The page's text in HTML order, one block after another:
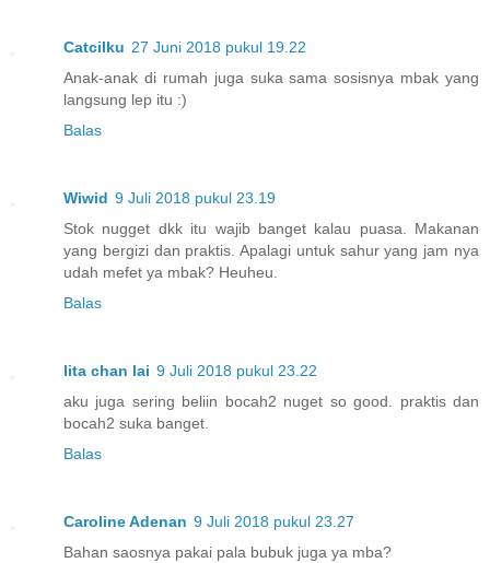
Catcilku 27 Juni 2018 pukul 19.22
Anak-anak di rumah juga suka sama sosisnya mbak yang
langsung lep itu :)
Balas
Wiwid 9 Juli 2018 pukul 23.19
Stok nugget dkk itu wajib banget kalau puasa. Makanan
yang bergizi dan praktis. Apalagi untuk sahur yang jam nya
udah mefet ya mbak? Heuheu.
Balas
lita chan lai 9 Juli 2018 pukul 23.22
aku juga sering beliin bocah2 nuget so good. praktis dan
bocah2 suka banget.
Balas
Caroline Adenan 9 Juli 2018 pukul 23.27
Bahan saosnya pakai pala bubuk juga ya mba?